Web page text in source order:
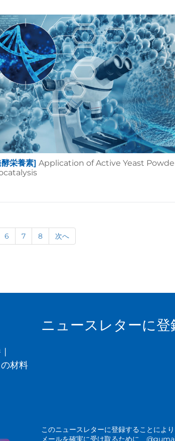
栄養素] Application of Active Yeast
6 7 8 次へ
|
材料
ニュースレターに登
このニュースレターに登録することにより
メールを確実に受け取るために、